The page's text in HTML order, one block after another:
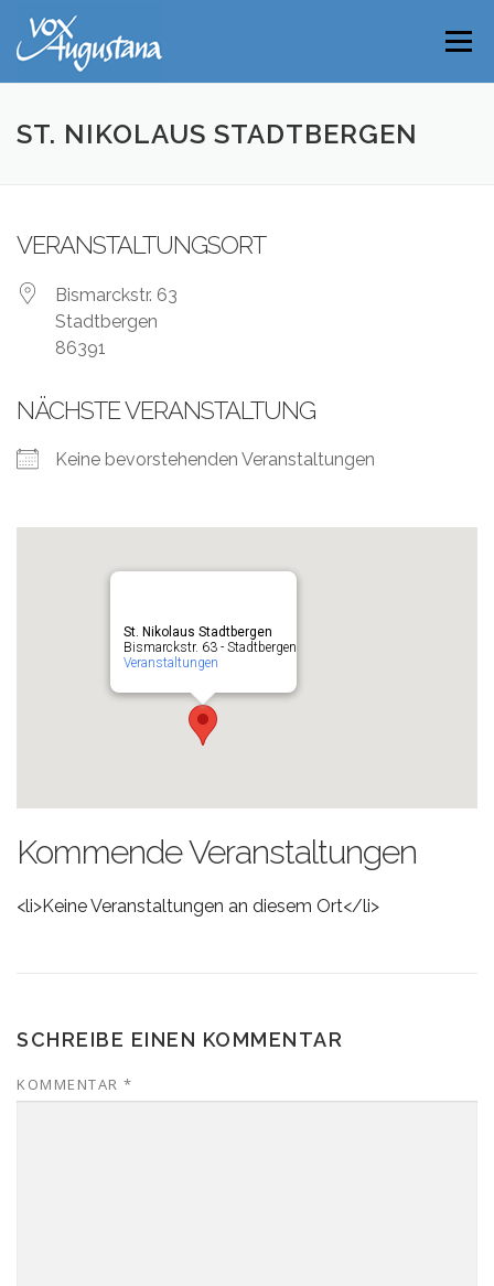
Inhalt
Menü
ST. NIKOLAUS STADTBERGEN
VERANSTALTUNGSORT
Bismarckstr. 63
Stadtbergen
86391
NÄCHSTE VERANSTALTUNG
Keine bevorstehenden Veranstaltungen
St. Nikolaus Stadtbergen
Bismarckstr. 63 - Stadtbergen
Veranstaltungen
Kommende Veranstaltungen
<li>Keine Veranstaltungen an diesem Ort</li>
SCHREIBE EINEN KOMMENTAR
KOMMENTAR *